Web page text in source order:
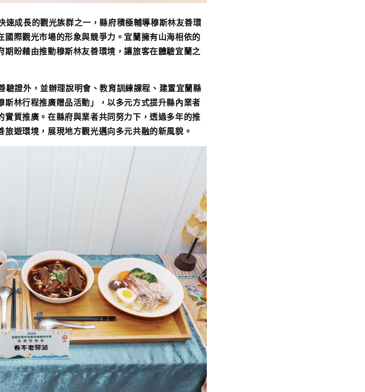
成長的觀光族群之一，縣府積極輔導穆斯林友善環
際觀光市場的形象與競爭力。宜蘭擁有山海相依的
盼藉由推動穆斯林友善環境，讓旅客在體驗宜蘭之
證外，並辦理說明會、教育訓練課程、建置宜蘭縣
林行程推廣贈品活動」，以多元方式提升縣內業者
質推廣。在縣府與業者共同努力下，透過多年的推
遊環境，展現地方觀光邁向多元共融的新風貌。